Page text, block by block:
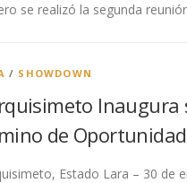
se realizó la segunda
/ SHOWDOWN
Inaugura
de
Estado Lara – 30 de